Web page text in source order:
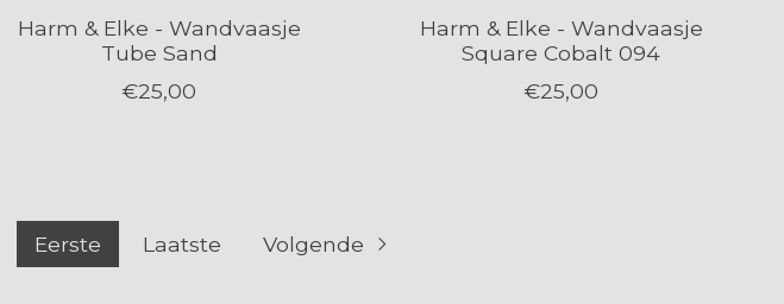
Harm & Elke - Wandvaasje
Tube Sand
€25,00
Harm & Elke - Wandvaasje
Square Cobalt 094
€25,00
Eerste Laatste Volgende